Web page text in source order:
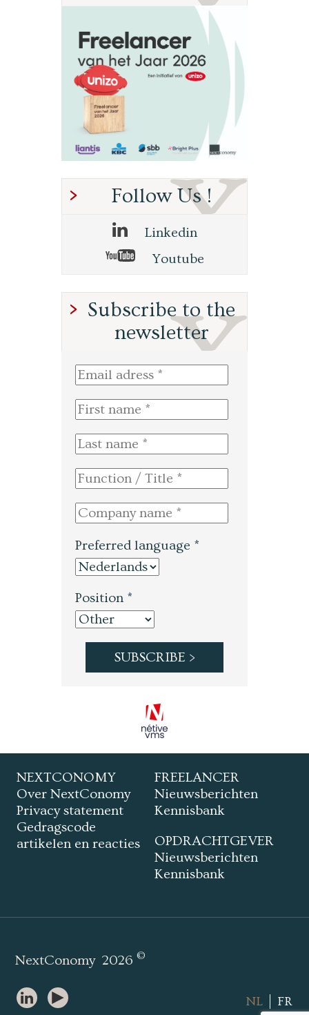
Follow Us !
Linkedin
Youtube
Subscribe to the
newsletter
Preferred language *
Position *
NEXTCONOMY
Over NextConomy
Privacy statement
Gedragscode
artikelen en reacties
FREELANCER
Nieuwsberichten
Kennisbank
OPDRACHTGEVER
Nieuwsberichten
Kennisbank
NextConomy 2026©
NL FR